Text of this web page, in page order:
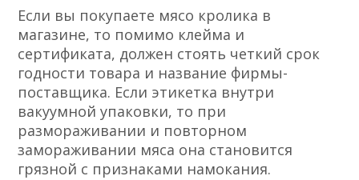
Если вы покупаете мясо кролика в
магазине, то помимо клейма и
сертификата, должен стоять четкий срок
годности товара и название фирмы-
поставщика. Если этикетка внутри
вакуумной упаковки, то при
размораживании и повторном
замораживании мяса она становится
грязной с признаками намокания.